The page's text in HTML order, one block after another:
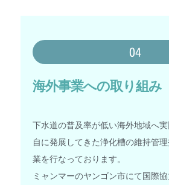
04
海外事業への取り組み
下水道の普及率が低い海外地域へ
自に発展してきた浄化槽の維持管
業を行なっております。
ミャンマーのヤンゴン市にて国際